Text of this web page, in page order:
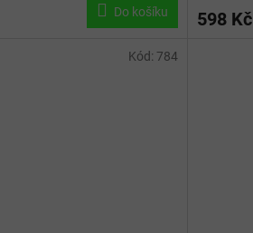
Do košíku 598 Kč
Kód: 784